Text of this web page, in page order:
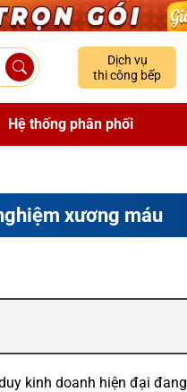
Dịch vụ
thi công bếp
Hệ thống phân phối
xương máu
kinh doanh hiện đại đang